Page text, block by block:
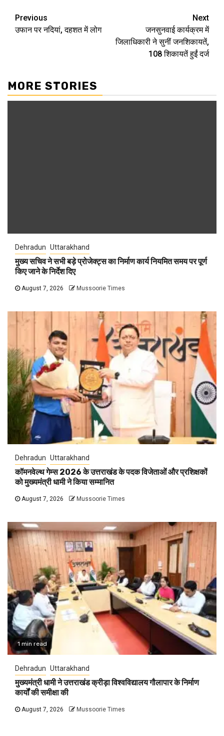
Continue
Reading
Previous
उफान पर नदियां, दहशत में लोग
Next
जनसुनवाई कार्यक्रम में
जिलाधिकारी ने सुनीं जनशिकायतें,
108 शिकायतें हुईं दर्ज
MORE STORIES
Dehradun Uttarakhand
मुख्य सचिव ने सभी बड़े प्रोजेक्ट्स का निर्माण कार्य नियमित समय पर पूर्ण
किए जाने के निर्देश दिए
August 7, 2026 Mussoorie Times
Dehradun Uttarakhand
कॉमनवेल्थ गेम्स 2026 के उत्तराखंड के पदक विजेताओं और प्रशिक्षकों
को मुख्यमंत्री धामी ने किया सम्मानित
August 7, 2026 Mussoorie Times
1 min read
Dehradun Uttarakhand
मुख्यमंत्री धामी ने उत्तराखंड क्रीड़ा विश्वविद्यालय गौलापार के निर्माण
कार्यों की समीक्षा की
August 7, 2026 Mussoorie Times